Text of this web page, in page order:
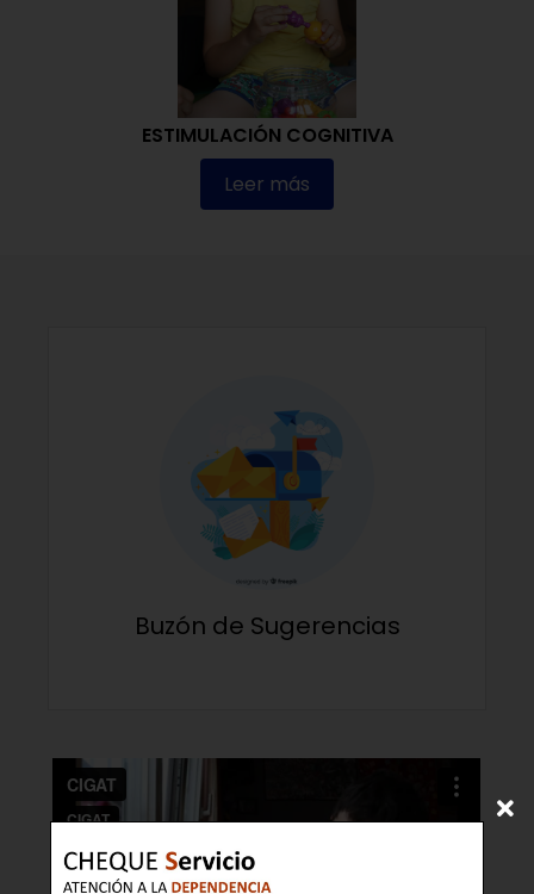
ESTIMULACIÓN COGNITIVA
Leer más
Buzón de Sugerencias